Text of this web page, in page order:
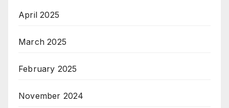
April 2025
March 2025
February 2025
November 2024